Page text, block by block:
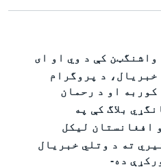
کې د وي او ای
خبریال ، د پروگرام
او د رحمان
ي بلاگ کې په
افغانستان لیکل
ته د وتلي خبریال
ده-